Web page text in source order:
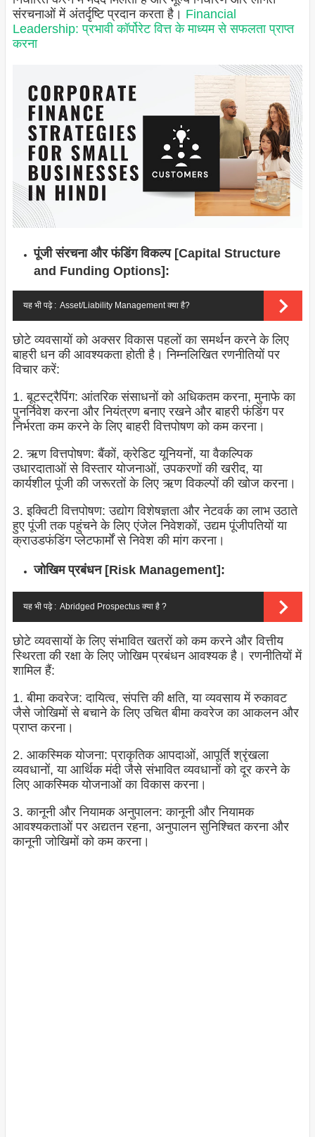
संरचनाओं में अंतर्दृष्टि प्रदान करता है। Financial
Leadership: प्रभावी कॉर्पोरेट वित्त के माध्यम से सफलता प्राप्त
करना
पूंजी संरचना और फंडिंग विकल्प [Capital Structure
and Funding Options]:
यह भी पढ़े : Asset/Liability Management क्या है?
छोटे व्यवसायों को अक्सर विकास पहलों का समर्थन करने के लिए
बाहरी धन की आवश्यकता होती है। निम्नलिखित रणनीतियों पर
विचार करें:
1. बूटस्ट्रैपिंग: आंतरिक संसाधनों को अधिकतम करना, मुनाफे का
पुनर्निवेश करना और नियंत्रण बनाए रखने और बाहरी फंडिंग पर
निर्भरता कम करने के लिए बाहरी वित्तपोषण को कम करना।
2. ऋण वित्तपोषण: बैंकों, क्रेडिट यूनियनों, या वैकल्पिक
उधारदाताओं से विस्तार योजनाओं, उपकरणों की खरीद, या
कार्यशील पूंजी की जरूरतों के लिए ऋण विकल्पों की खोज करना।
3. इक्विटी वित्तपोषण: उद्योग विशेषज्ञता और नेटवर्क का लाभ उठाते
हुए पूंजी तक पहुंचने के लिए एंजेल निवेशकों, उद्यम पूंजीपतियों या
क्राउडफंडिंग प्लेटफार्मों से निवेश की मांग करना।
जोखिम प्रबंधन [Risk Management]:
यह भी पढ़े : Abridged Prospectus क्या है ?
छोटे व्यवसायों के लिए संभावित खतरों को कम करने और वित्तीय
स्थिरता की रक्षा के लिए जोखिम प्रबंधन आवश्यक है। रणनीतियों में
शामिल हैं:
1. बीमा कवरेज: दायित्व, संपत्ति की क्षति, या व्यवसाय में रुकावट
जैसे जोखिमों से बचाने के लिए उचित बीमा कवरेज का आकलन और
प्राप्त करना।
2. आकस्मिक योजना: प्राकृतिक आपदाओं, आपूर्ति श्रृंखला
व्यवधानों, या आर्थिक मंदी जैसे संभावित व्यवधानों को दूर करने के
लिए आकस्मिक योजनाओं का विकास करना।
3. कानूनी और नियामक अनुपालन: कानूनी और नियामक
आवश्यकताओं पर अद्यतन रहना, अनुपालन सुनिश्चित करना और
कानूनी जोखिमों को कम करना।